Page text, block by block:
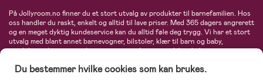
På Jollyroom.no finner du et stort utvalg av produkter til barnefamilien. Hos
oss handler du raskt, enkelt og alltid til lave priser. Med 365 dagers angrerett
og en meget dyktig kundeservice kan du alltid føle deg trygg. Vi har et stort
utvalg med blant annet barnevogner, bilstoler, klær til barn og baby,
produkter til mor, mengder av inspirerende interiør, leker, babyustyr og mye
Maxi-Cosi, Baby Jogger, BabyBjörn, Didriksons, KidKraft, Ergobaby, Philips
Du bestemmer hvilke cookies som kan brukes.